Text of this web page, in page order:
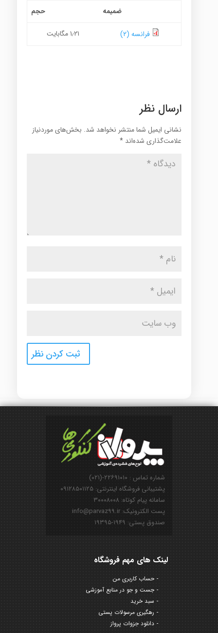
ضمیمه حجم
فرانسه (۲) ۱٫۲۱ مگابایت
ارسال نظر
نشانی ایمیل شما منتشر نخواهد شد. بخش‌های موردنیاز
علامت‌گذاری شده‌اند *
شماره تماس : ۲۲۶۹۱۰۱۰-(۰۲۱)
پشتیبانی فروشگاه اینترنتی: ۰۹۱۲۸۵۰۱۱۲۵
سامانه پیام کوتاه: ۳۰۰۰۸۰۰۸
پست الکترونیک: info@parvaz99.ir
صندوق پستی: ۱۹۴۹-۱۹۳۹۵
لینک های مهم فروشگاه
حساب کاربری من
جست و جو در منابع آموزشی
سبد خرید
رهگیری مرسولات پستی
دانلود جزوات پرواز